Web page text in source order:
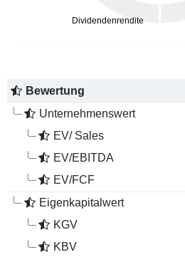
Bewertung
Unternehmenswert
EV/ Sales
EV/EBITDA
EV/FCF
Eigenkapitalwert
KGV
KBV